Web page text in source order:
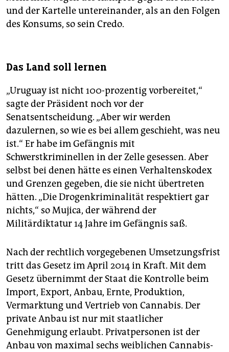
und der Kartelle untereinander, als an den Folgen
des Konsums, so sein Credo.
Das Land soll lernen
„Uruguay ist nicht 100-prozentig vorbereitet,“
sagte der Präsident noch vor der
Senatsentscheidung. „Aber wir werden
dazulernen, so wie es bei allem geschieht, was neu
ist.“ Er habe im Gefängnis mit
Schwerstkriminellen in der Zelle gesessen. Aber
selbst bei denen hätte es einen Verhaltenskodex
und Grenzen gegeben, die sie nicht übertreten
hätten. „Die Drogenkriminalität respektiert gar
nichts,“ so Mujica, der während der
Militärdiktatur 14 Jahre im Gefängnis saß.
Nach der rechtlich vorgegebenen Umsetzungsfrist
tritt das Gesetz im April 2014 in Kraft. Mit dem
Gesetz übernimmt der Staat die Kontrolle beim
Import, Export, Anbau, Ernte, Produktion,
Vermarktung und Vertrieb von Cannabis. Der
private Anbau ist nur mit staatlicher
Genehmigung erlaubt. Privatpersonen ist der
Anbau von maximal sechs weiblichen Cannabis-